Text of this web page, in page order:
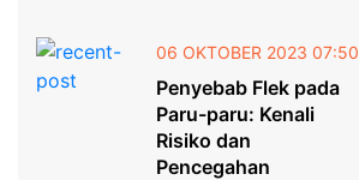
06 OKTOBER 2023 07:50
Penyebab Flek pada
Paru-paru: Kenali
Risiko dan
Pencegahan